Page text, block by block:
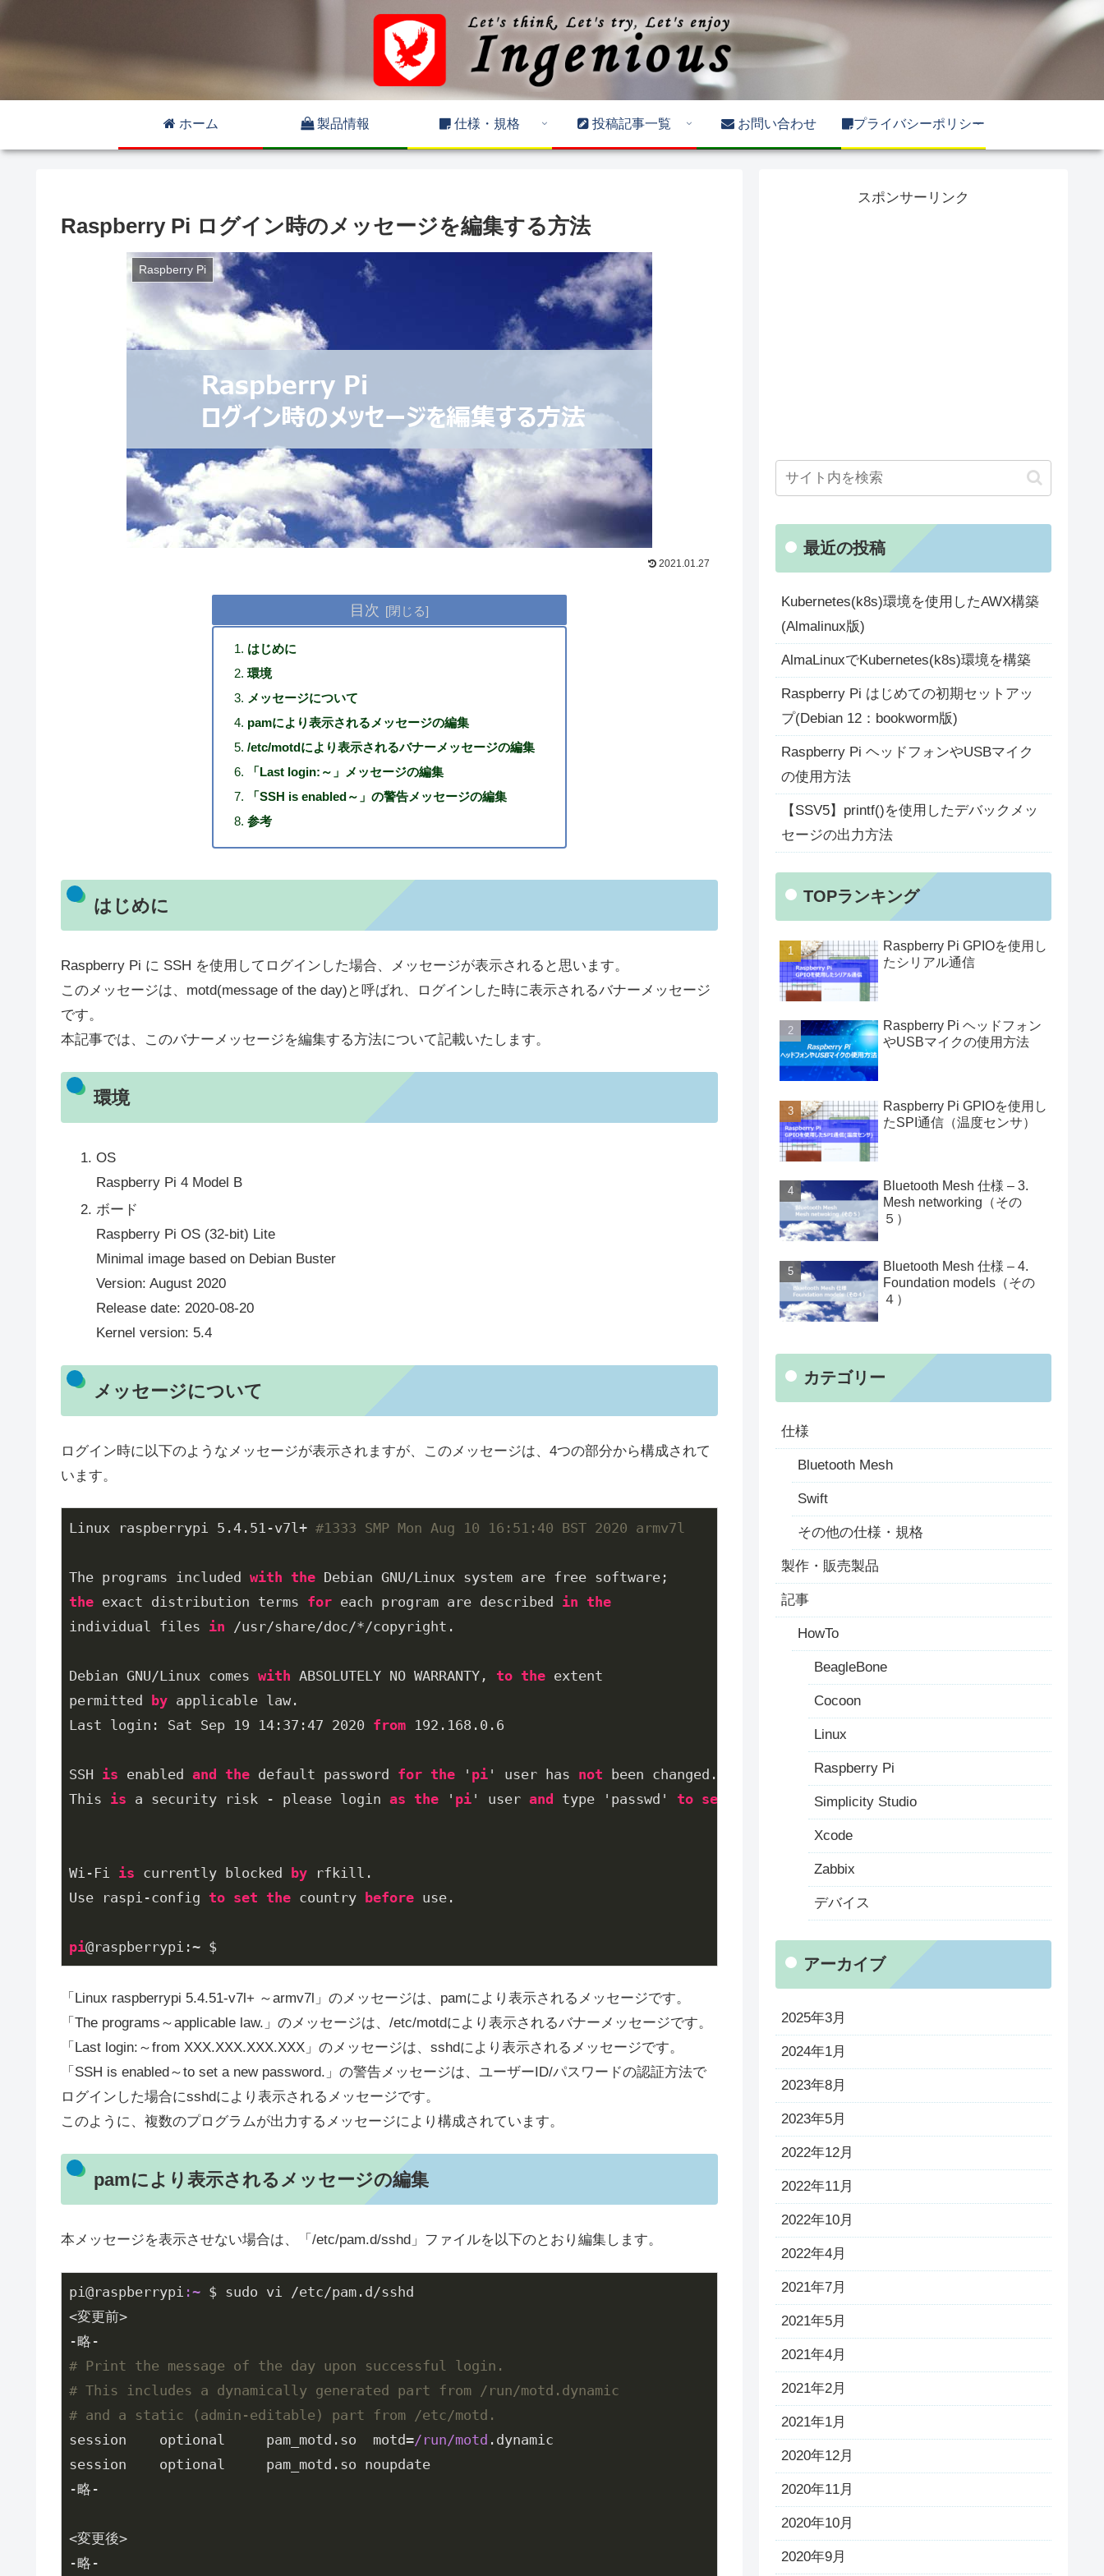
ホーム 製品情報 仕様・規格 投稿記事一覧 お問い合わせ プライバシーポリシー
Raspberry Pi ログイン時のメッセージを編集する方法
Raspberry Pi
2021.01.27
目次
はじめに
環境
メッセージについて
pamにより表示されるメッセージの編集
/etc/motdにより表示されるバナーメッセージの編集
「Last login:～」メッセージの編集
「SSH is enabled～」の警告メッセージの編集
参考
はじめに
Raspberry Pi に SSH を使用してログインした場合、メッセージが表示されると思います。
このメッセージは、motd(message of the day)と呼ばれ、ログインした時に表示されるバナーメッセージ
です。
本記事では、このバナーメッセージを編集する方法について記載いたします。
環境
OS
Raspberry Pi 4 Model B
ボード
Raspberry Pi OS (32-bit) Lite
Minimal image based on Debian Buster
Version: August 2020
Release date: 2020-08-20
Kernel version: 5.4
メッセージについて
ログイン時に以下のようなメッセージが表示されますが、このメッセージは、4つの部分から構成されて
います。
Linux raspberrypi 5.4.51 -v7l+ #1333 SMP Mon Aug 10 16:51:40 BST 2020 armv7l
The programs included with the
the exact distribution terms for each program are described in the
individual files in /usr/share/doc/*/copyright.
Debian GNU/Linux comes with ABSOLUTELY NO WARRANTY, to the extent
permitted by applicable law.
Last login: Sat Sep 19 14: 37 :47 2020 from 192.168 .0 .6
SSH is enabled and the default password for the ' pi' user has not been changed.
This is a security risk - please login as the ' pi' user and type 'passwd' to set a new password.
Wi-Fi is currently blocked by rfkill.
Use raspi-config to set the country before use.
pi@raspberrypi:~ $
「Linux raspberrypi 5.4.51-v7l+ ～armv7l」のメッセージは、pamにより表示されるメッセージです。
「The programs～applicable law.」のメッセージは、/etc/motdにより表示されるバナーメッセージです。
「Last login:～from XXX.XXX.XXX.XXX」のメッセージは、sshdにより表示されるメッセージです。
「SSH is enabled～to set a new password.」の警告メッセージは、ユーザーID/パスワードの認証方法で
ログインした場合にsshdにより表示されるメッセージです。
このように、複数のプログラムが出力するメッセージにより構成されています。
pamにより表示されるメッセージの編集
本メッセージを表示させない場合は、「/etc/pam.d/sshd」ファイルを以下のとおり編集します。
pi@raspberrypi :~ $ sudo vi /etc/pam.d/sshd
<変更前>
# Print the message of the day upon successful login.
# This includes a dynamically generated part from /run/motd.dynamic
# and a static (admin-editable) part from /etc/motd.
session    optional     pam_motd.so  motd=/run/motd .dynamic
session    optional     pam_motd.so noupdate
-略-
<変更後>
スポンサーリンク
最近の投稿
Kubernetes(k8s)環境を使用したAWX構築
(Almalinux版)
AlmaLinuxでKubernetes(k8s)環境を構築
Raspberry Pi はじめての初期セットアッ
プ(Debian 12：bookworm版)
Raspberry Pi ヘッドフォンやUSBマイク
の使用方法
【SSV5】printf()を使用したデバックメッ
セージの出力方法
TOPランキング
Raspberry Pi GPIOを使用し
たシリアル通信
Raspberry Pi ヘッドフォン
やUSBマイクの使用方法
Raspberry Pi GPIOを使用し
たSPI通信（温度センサ）
Bluetooth Mesh 仕様 – 3.
Mesh networking（その
５）
Bluetooth Mesh 仕様 – 4.
Foundation models（その
４）
カテゴリー
仕様
Bluetooth Mesh
Swift
その他の仕様・規格
製作・販売製品
記事
HowTo
BeagleBone
Cocoon
Linux
Raspberry Pi
Simplicity Studio
Xcode
Zabbix
デバイス
アーカイブ
2025年3月
2024年1月
2023年8月
2023年5月
2022年12月
2022年11月
2022年10月
2022年4月
2021年7月
2021年5月
2021年4月
2021年2月
2021年1月
2020年12月
2020年11月
2020年10月
2020年9月